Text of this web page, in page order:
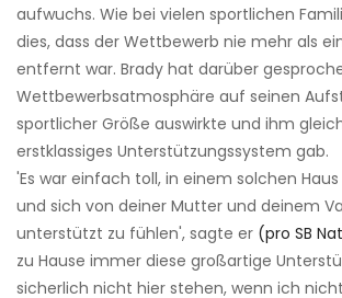
aufwuchs. Wie bei vielen sportlichen
dies, dass der Wettbewerb nie mehr als
entfernt war. Brady hat darüber
Wettbewerbsatmosphäre auf seinen
sportlicher Größe auswirkte und ihm
erstklassiges Unterstützungssystem gab.
'Es war einfach toll, in einem solchen
und sich von deiner Mutter und deinem
unterstützt zu fühlen', sagte er (pro SB
zu Hause immer diese großartige
sicherlich nicht hier stehen, wenn ich